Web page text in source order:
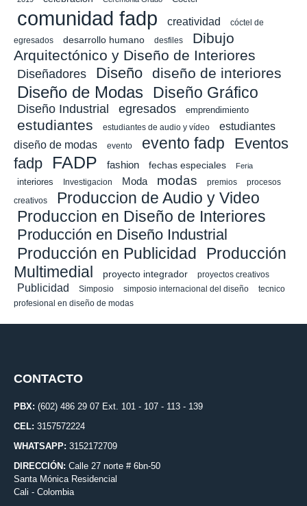
comunidad fadp creatividad
cóctel de
egresados
desarrollo humano desfiles
Dibujo
Arquitectónico y Diseño de Interiores
Diseñadores Diseño diseño de interiores
Diseño de Modas Diseño Gráfico
Diseño Industrial egresados emprendimiento
estudiantes estudiantes de audio y vídeo
estudiantes
diseño de modas
evento evento fadp
Eventos
fadp
FADP fashion fechas especiales Feria
interiores Investigacion Moda modas premios procesos
creativos Produccion de Audio y Video
Produccion en Diseño de Interiores
Producción en Diseño Industrial
Producción en Publicidad
Producción
Multimedial
proyecto integrador proyectos creativos
Publicidad Simposio simposio internacional del diseño
tecnico
profesional en diseño de modas
CONTACTO
PBX: (602) 486 29 07 Ext. 101 - 107 - 113 - 139
CEL: 3157572224
WHATSAPP: 3152172709
DIRECCIÓN: Calle 27 norte # 6bn-50
Santa Mónica Residencial
Cali - Colombia